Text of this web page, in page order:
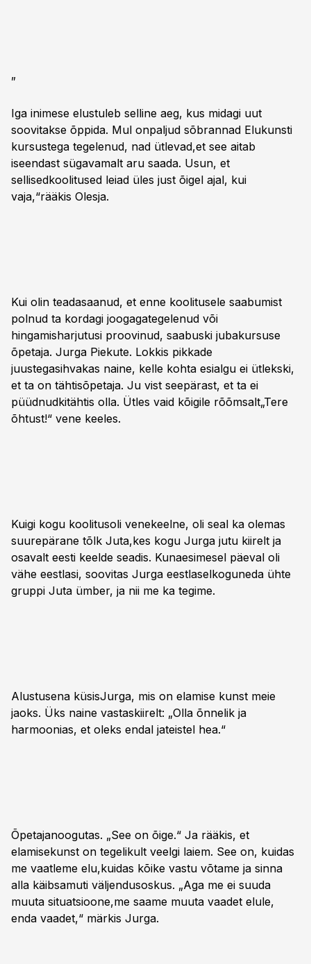
„
Iga inimese elustuleb selline aeg, kus midagi uut
soovitakse õppida. Mul onpaljud sõbrannad Elukunsti
kursustega tegelenud, nad ütlevad,et see aitab
iseendast sügavamalt aru saada. Usun, et
sellisedkoolitused leiad üles just õigel ajal, kui
vaja,“rääkis Olesja.
Kui olin teadasaanud, et enne koolitusele saabumist
polnud ta kordagi joogagategelenud või
hingamisharjutusi proovinud, saabuski jubakursuse
õpetaja. Jurga Piekute. Lokkis pikkade
juustegasihvakas naine, kelle kohta esialgu ei ütlekski,
et ta on tähtisõpetaja. Ju vist seepärast, et ta ei
püüdnudkitähtis olla. Ütles vaid kõigile rõõmsalt„Tere
õhtust!“ vene keeles.
Kuigi kogu koolitusoli venekeelne, oli seal ka olemas
suurepärane tõlk Juta,kes kogu Jurga jutu kiirelt ja
osavalt eesti keelde seadis. Kunaesimesel päeval oli
vähe eestlasi, soovitas Jurga eestlaselkoguneda ühte
gruppi Juta ümber, ja nii me ka tegime.
Alustusena küsisJurga, mis on elamise kunst meie
jaoks. Üks naine vastaskiirelt: „Olla õnnelik ja
harmoonias, et oleks endal jateistel hea.“
Õpetajanoogutas. „See on õige.“ Ja rääkis, et
elamisekunst on tegelikult veelgi laiem. See on, kuidas
me vaatleme elu,kuidas kõike vastu võtame ja sinna
alla käibsamuti väljendusoskus. „Aga me ei suuda
muuta situatsioone,me saame muuta vaadet elule,
enda vaadet,“ märkis Jurga.